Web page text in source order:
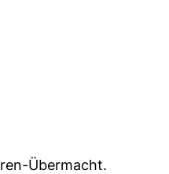
Übermacht.